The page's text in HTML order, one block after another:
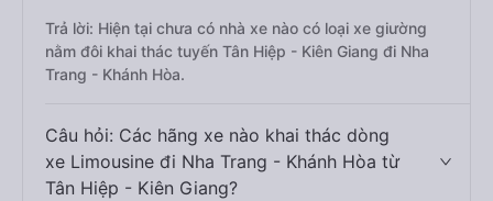
Trả lời: Hiện tại chưa có nhà xe nào có loại xe giường
nằm đôi khai thác tuyến Tân Hiệp - Kiên Giang đi Nha
Trang - Khánh Hòa.
Câu hỏi: Các hãng xe nào khai thác dòng
xe Limousine đi Nha Trang - Khánh Hòa từ
Tân Hiệp - Kiên Giang?